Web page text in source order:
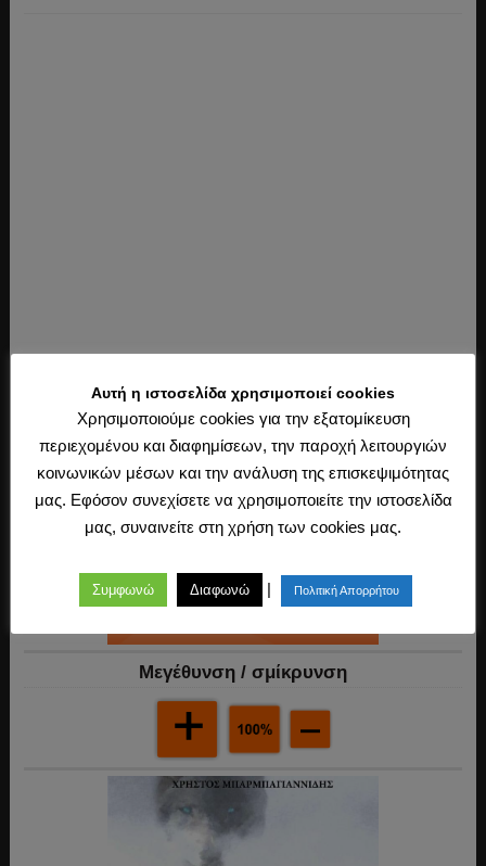
Ακολουθήστε μας
Mεγέθυνση / σμίκρυνση
Αυτή η ιστοσελίδα χρησιμοποιεί cookies
Χρησιμοποιούμε cookies για την εξατομίκευση
περιεχομένου και διαφημίσεων, την παροχή λειτουργιών
κοινωνικών μέσων και την ανάλυση της επισκεψιμότητας
μας. Εφόσον συνεχίσετε να χρησιμοποιείτε την ιστοσελίδα
μας, συναινείτε στη χρήση των cookies μας.
Συμφωνώ Διαφωνώ | Πολιτική Απορρήτου